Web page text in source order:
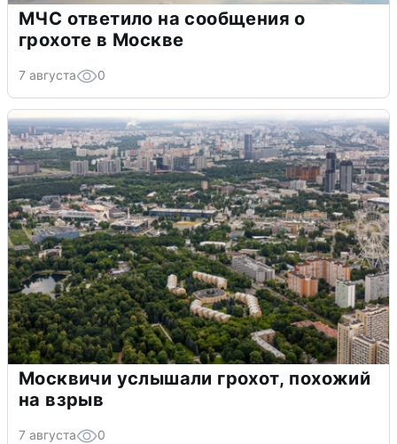
МЧС ответило на сообщения о
грохоте в Москве
7 августа 0
Москвичи услышали грохот, похожий
на взрыв
7 августа 0